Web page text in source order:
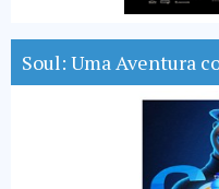
Soul: Uma Aventura